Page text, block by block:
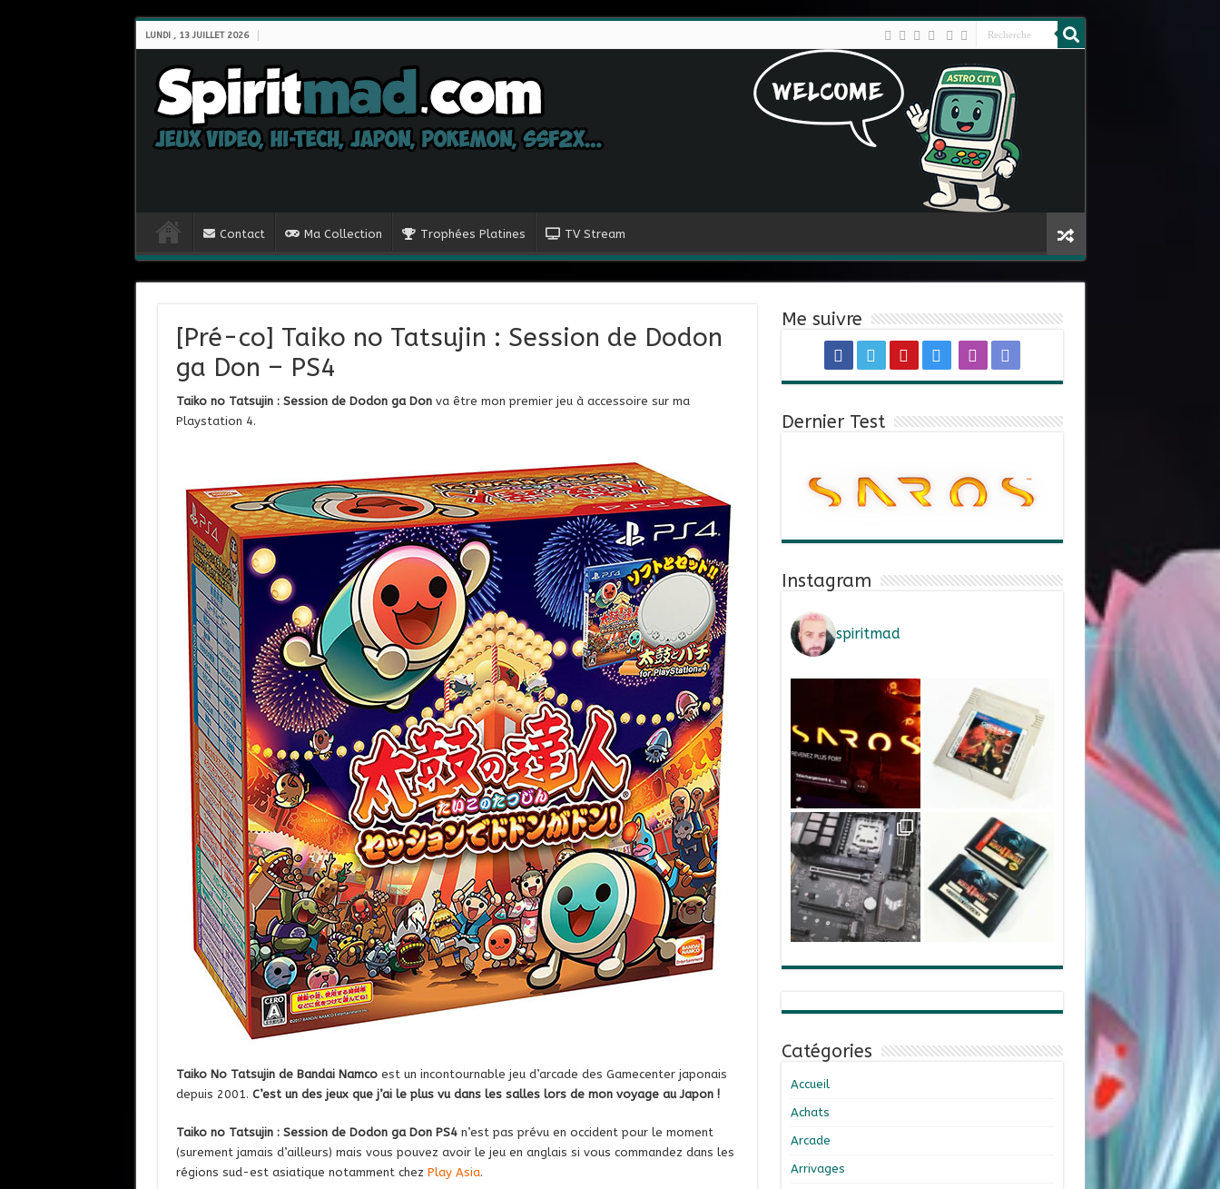
LUNDI , 13 JUILLET 2026
Contact Ma Collection Trophées Platines TV Stream
[Pré-co] Taiko no Tatsujin : Session de Dodon
ga Don – PS4
Taiko no Tatsujin : Session de Dodon ga Donva être mon premier jeu à accessoire sur ma
Playstation 4.
Taiko No Tatsujin de Bandai Namcoest un incontournable jeu d’arcade des Gamecenter japonais
depuis 2001. C’est un des jeux que j’ai le plus vu dans les salles lors de mon voyage au Japon !
Taiko no Tatsujin : Session de Dodon ga Don PS4n’est pas prévu en occident pour le moment
(surement jamais d’ailleurs) mais vous pouvez avoir le jeu en anglais si vous commandez dans les
régions sud-est asiatique notamment chez Play Asia.
Me suivre
Dernier Test
Instagram
spiritmad
Catégories
Accueil
Achats
Arcade
Arrivages